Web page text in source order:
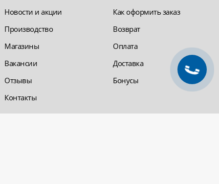
Новости и акции
Производство
Магазины
Вакансии
Отзывы
Контакты
Как оформить заказ
Возврат
Оплата
Доставка
Бонусы
Обратная связь Компания «220 ВСЯ